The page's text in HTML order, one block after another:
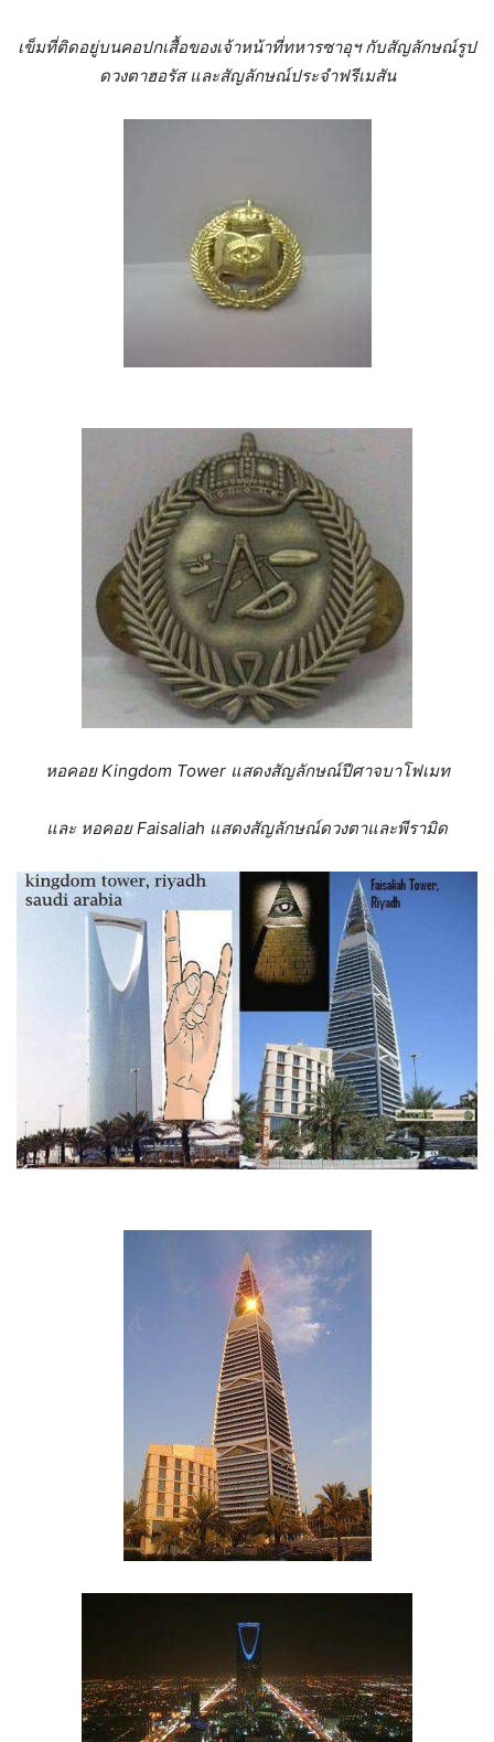
เข็มที่ติดอยู่บนคอปกเสื้อของเจ้าหน้าที่ทหารซาอุฯ กับสัญลักษณ์รูป
ดวงตาฮอรัส และสัญลักษณ์ประจำฟรีเมสัน
หอคอย Kingdom Tower แสดงสัญลักษณ์ปีศาจบาโฟเมท
และ หอคอย Faisaliah แสดงสัญลักษณ์ดวงตาและพีรามิด